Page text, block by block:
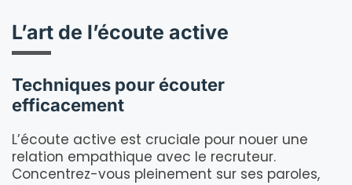
L’art de l’écoute active
Techniques pour écouter
efficacement
L’écoute active est cruciale pour nouer une
relation empathique avec le recruteur.
Concentrez-vous pleinement sur ses paroles,